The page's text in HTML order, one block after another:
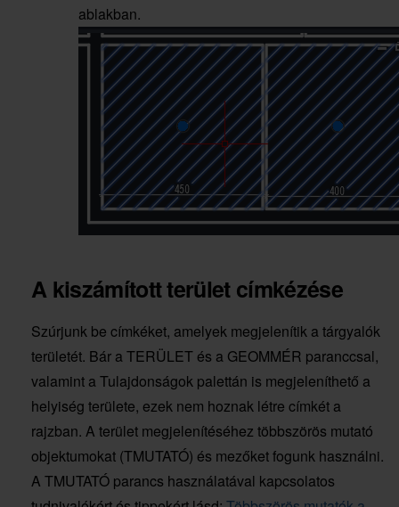
ablakban.
A kiszámított terület címkézése
Szúrjunk be címkéket, amelyek megjelenítik a tárgyalók
területét. Bár a TERÜLET és a GEOMMÉR paranccsal,
valamint a Tulajdonságok palettán is megjeleníthető a
helyiség területe, ezek nem hoznak létre címkét a
rajzban. A terület megjelenítéséhez többszörös mutató
objektumokat (TMUTATÓ) és mezőket fogunk használni.
A TMUTATÓ parancs használatával kapcsolatos